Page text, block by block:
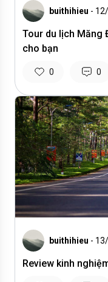
buithihieu -
Tour du lịch Măng
cho bạn
0 0
buithihieu -
Review kinh